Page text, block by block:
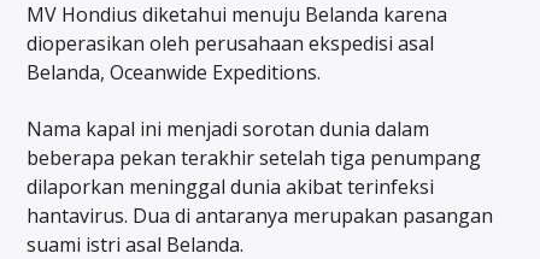
MV Hondius diketahui menuju Belanda karena
dioperasikan oleh perusahaan ekspedisi asal
Belanda, Oceanwide Expeditions.
Nama kapal ini menjadi sorotan dunia dalam
beberapa pekan terakhir setelah tiga penumpang
dilaporkan meninggal dunia akibat terinfeksi
hantavirus. Dua di antaranya merupakan pasangan
suami istri asal Belanda.